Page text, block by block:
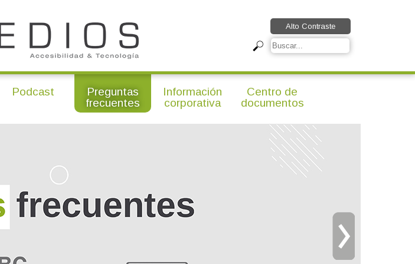
Alto Contraste
Podcast
Preguntas
frecuentes
Información
corporativa
Centro de
documentos